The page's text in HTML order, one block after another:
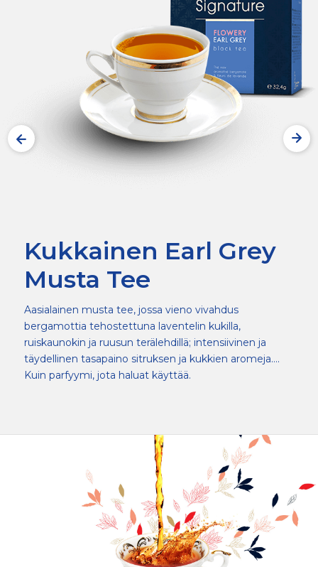
Kukkainen Earl Grey
Musta Tee
Aasialainen musta tee, jossa vieno vivahdus
bergamottia tehostettuna laventelin kukilla,
ruiskaunokin ja ruusun terälehdillä; intensiivinen ja
täydellinen tasapaino sitruksen ja kukkien aromeja….
Kuin parfyymi, jota haluat käyttää.